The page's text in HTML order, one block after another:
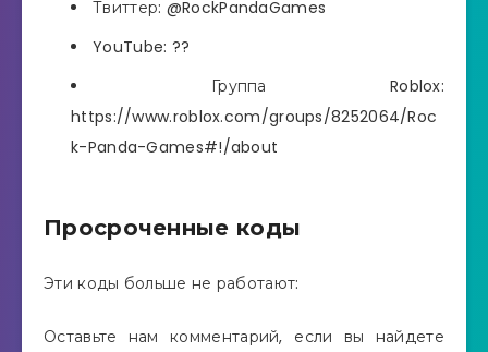
Твиттер: @RockPandaGames
YouTube: ??
Группа Roblox:
https://www.roblox.com/groups/8252064/Roc
k-Panda-Games#!/about
Просроченные коды
Эти коды больше не работают:
Оставьте нам комментарий, если вы найдете